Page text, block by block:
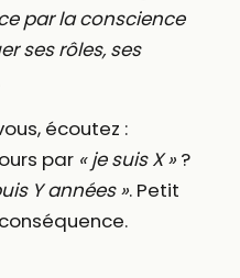
par la conscience
ses rôles, ses
écoutez :
par « je suis X »?
Y années ». Petit